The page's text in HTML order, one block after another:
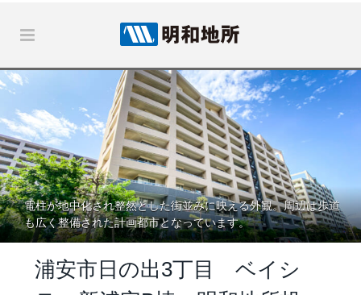
電柱が地中化され整然とした街並みに映える外観。周辺は歩道
も広く整備された計画都市となっています。
浦安市日の出3丁目 ベイシ